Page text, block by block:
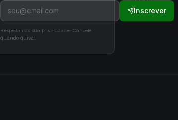
Inscrever
Respeitamos sua privacidade. Cancele
quando quiser.